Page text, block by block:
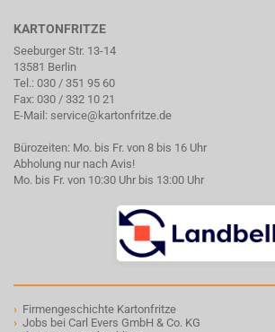
KARTONFRITZE
Seeburger Str. 13-14
13581 Berlin
Tel.: 030 / 351 95 60
Fax: 030 / 332 10 21
E-Mail: service@kartonfritze.de
Bürozeiten: Mo. bis Fr. von 8 bis 16 Uhr
Abholung nur nach Avis!
Mo. bis Fr. von 10:30 Uhr bis 13:00 Uhr
› Firmengeschichte Kartonfritze
› Jobs bei Carl Evers GmbH & Co. KG